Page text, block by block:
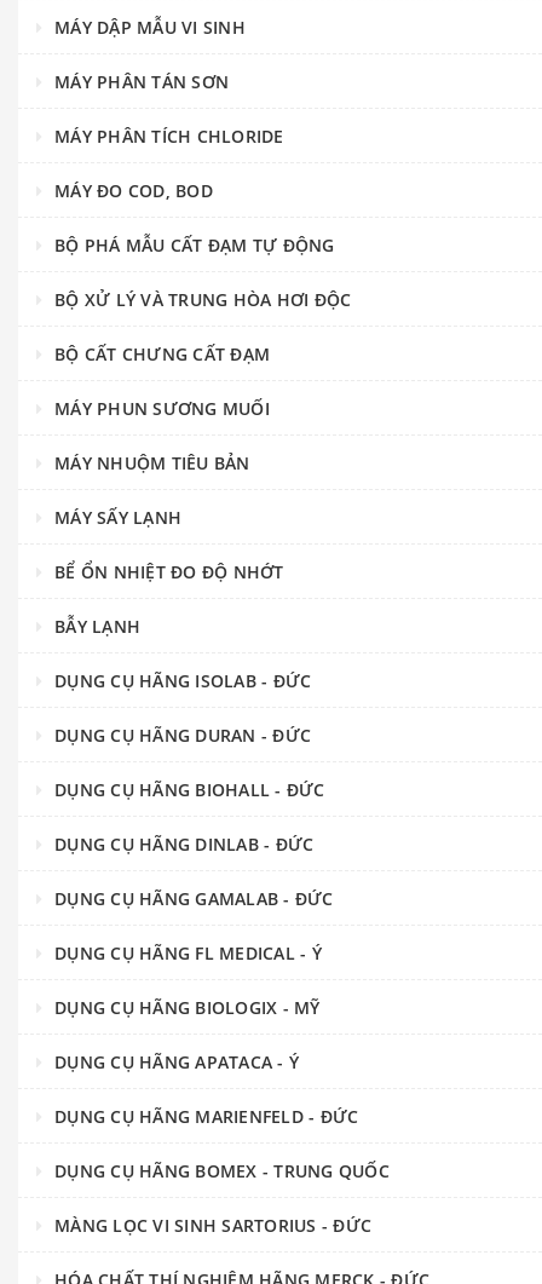
MÁY DẬP MẪU VI SINH
MÁY PHÂN TÁN SƠN
MÁY PHÂN TÍCH CHLORIDE
MÁY ĐO COD, BOD
BỘ PHÁ MẪU CẤT ĐẠM TỰ ĐỘNG
BỘ XỬ LÝ VÀ TRUNG HÒA HƠI ĐỘC
BỘ CẤT CHƯNG CẤT ĐẠM
MÁY PHUN SƯƠNG MUỐI
MÁY NHUỘM TIÊU BẢN
MÁY SẤY LẠNH
BỂ ỔN NHIỆT ĐO ĐỘ NHỚT
BẪY LẠNH
DỤNG CỤ HÃNG ISOLAB - ĐỨC
DỤNG CỤ HÃNG DURAN - ĐỨC
DỤNG CỤ HÃNG BIOHALL - ĐỨC
DỤNG CỤ HÃNG DINLAB - ĐỨC
DỤNG CỤ HÃNG GAMALAB - ĐỨC
DỤNG CỤ HÃNG FL MEDICAL - Ý
DỤNG CỤ HÃNG BIOLOGIX - MỸ
DỤNG CỤ HÃNG APATACA - Ý
DỤNG CỤ HÃNG MARIENFELD - ĐỨC
DỤNG CỤ HÃNG BOMEX - TRUNG QUỐC
MÀNG LỌC VI SINH SARTORIUS - ĐỨC